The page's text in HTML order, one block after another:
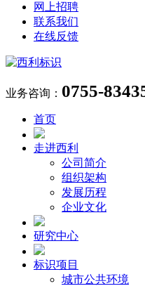
网上招聘
联系我们
在线反馈
业务咨询： 0755-
首页
走进西利
公司简介
组织架构
发展历程
企业文化
研究中心
标识项目
城市公共环境